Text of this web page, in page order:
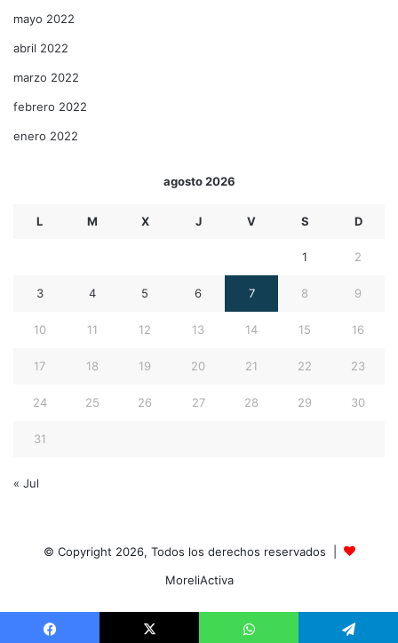
mayo 2022
abril 2022
marzo 2022
febrero 2022
enero 2022
agosto 2026
L M X J V S D
1 2
3 4 5 6 7 8 9
10 11 12 13 14 15 16
17 18 19 20 21 22 23
24 25 26 27 28 29 30
31
« Jul
© Copyright 2026, Todos los derechos reservados |
MoreliActiva